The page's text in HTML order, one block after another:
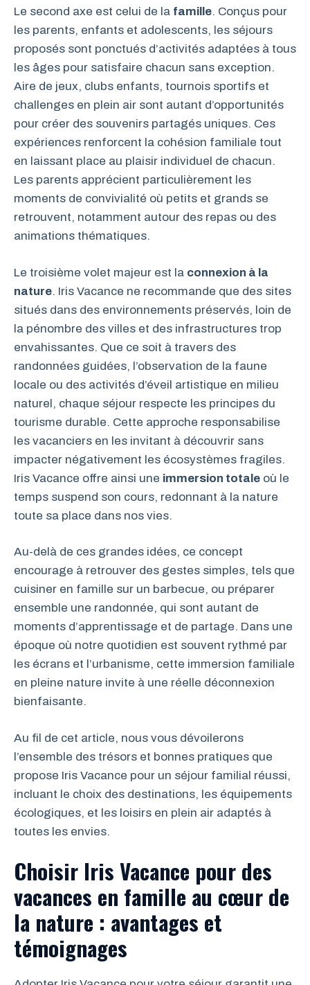
Le second axe est celui de la famille. Conçus pour
les parents, enfants et adolescents, les séjours
proposés sont ponctués d’activités adaptées à tous
les âges pour satisfaire chacun sans exception.
Aire de jeux, clubs enfants, tournois sportifs et
challenges en plein air sont autant d’opportunités
pour créer des souvenirs partagés uniques. Ces
expériences renforcent la cohésion familiale tout
en laissant place au plaisir individuel de chacun.
Les parents apprécient particulièrement les
moments de convivialité où petits et grands se
retrouvent, notamment autour des repas ou des
animations thématiques.
Le troisième volet majeur est la connexion à la
nature. Iris Vacance ne recommande que des sites
situés dans des environnements préservés, loin de
la pénombre des villes et des infrastructures trop
envahissantes. Que ce soit à travers des
randonnées guidées, l’observation de la faune
locale ou des activités d’éveil artistique en milieu
naturel, chaque séjour respecte les principes du
tourisme durable. Cette approche responsabilise
les vacanciers en les invitant à découvrir sans
impacter négativement les écosystèmes fragiles.
Iris Vacance offre ainsi une immersion totale où le
temps suspend son cours, redonnant à la nature
toute sa place dans nos vies.
Au-delà de ces grandes idées, ce concept
encourage à retrouver des gestes simples, tels que
cuisiner en famille sur un barbecue, ou préparer
ensemble une randonnée, qui sont autant de
moments d’apprentissage et de partage. Dans une
époque où notre quotidien est souvent rythmé par
les écrans et l’urbanisme, cette immersion familiale
en pleine nature invite à une réelle déconnexion
bienfaisante.
Au fil de cet article, nous vous dévoilerons
l’ensemble des trésors et bonnes pratiques que
propose Iris Vacance pour un séjour familial réussi,
incluant le choix des destinations, les équipements
écologiques, et les loisirs en plein air adaptés à
toutes les envies.
Choisir Iris Vacance pour des
vacances en famille au cœur de
la nature : avantages et
témoignages